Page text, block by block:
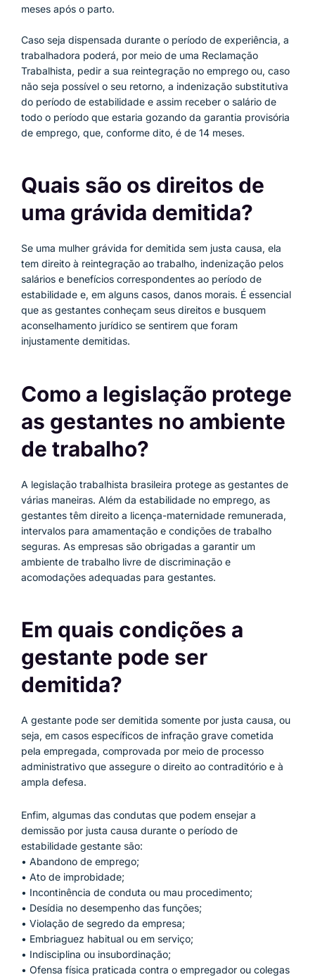
meses após o parto.
Caso seja dispensada durante o período de experiência, a
trabalhadora poderá, por meio de uma Reclamação
Trabalhista, pedir a sua reintegração no emprego ou, caso
não seja possível o seu retorno, a indenização substitutiva
do período de estabilidade e assim receber o salário de
todo o período que estaria gozando da garantia provisória
de emprego, que, conforme dito, é de 14 meses.
Quais são os direitos de
uma grávida demitida?
Se uma mulher grávida for demitida sem justa causa, ela
tem direito à reintegração ao trabalho, indenização pelos
salários e benefícios correspondentes ao período de
estabilidade e, em alguns casos, danos morais. É essencial
que as gestantes conheçam seus direitos e busquem
aconselhamento jurídico se sentirem que foram
injustamente demitidas.
Como a legislação protege
as gestantes no ambiente
de trabalho?
A legislação trabalhista brasileira protege as gestantes de
várias maneiras. Além da estabilidade no emprego, as
gestantes têm direito a licença-maternidade remunerada,
intervalos para amamentação e condições de trabalho
seguras. As empresas são obrigadas a garantir um
ambiente de trabalho livre de discriminação e
acomodações adequadas para gestantes.
Em quais condições a
gestante pode ser
demitida?
A gestante pode ser demitida somente por justa causa, ou
seja, em casos específicos de infração grave cometida
pela empregada, comprovada por meio de processo
administrativo que assegure o direito ao contraditório e à
ampla defesa.
Enfim, algumas das condutas que podem ensejar a
demissão por justa causa durante o período de
estabilidade gestante são:
• Abandono de emprego;
• Ato de improbidade;
• Incontinência de conduta ou mau procedimento;
• Desídia no desempenho das funções;
• Violação de segredo da empresa;
• Embriaguez habitual ou em serviço;
• Indisciplina ou insubordinação;
• Ofensa física praticada contra o empregador ou colegas